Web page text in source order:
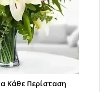
Κάθε Περίσταση